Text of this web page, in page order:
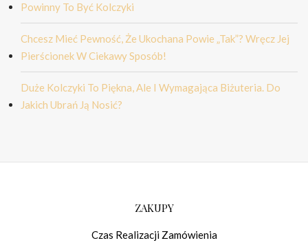
Powinny To Być Kolczyki
Chcesz Mieć Pewność, Że Ukochana Powie „tak”? Wręcz Jej
Pierścionek W Ciekawy Sposób!
Duże Kolczyki To Piękna, Ale I Wymagająca Biżuteria. Do
Jakich Ubrań Ją Nosić?
ZAKUPY
Czas Realizacji Zamówienia